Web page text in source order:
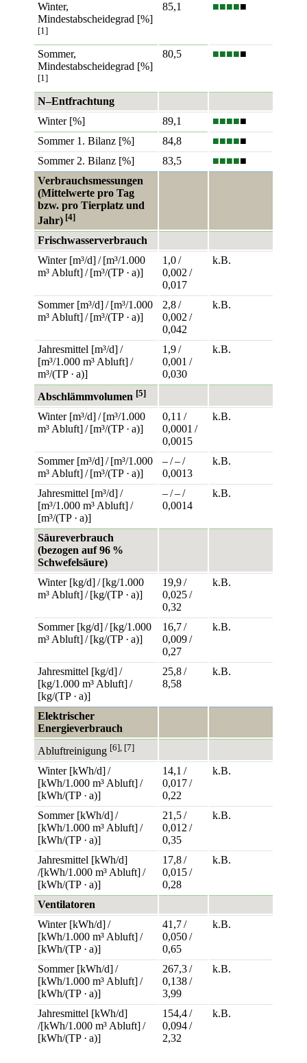
Winter,
Mindestabscheidegrad [%]
[1]
85,1 ■■■■■
Sommer,
Mindestabscheidegrad [%]
[1]
80,5 ■■■■■
N–Entfrachtung
Winter [%]
89,1 ■■■■■
Sommer 1. Bilanz [%]
84,8 ■■■■■
Sommer 2. Bilanz [%]
83,5 ■■■■■
Verbrauchsmessungen
(Mittelwerte pro Tag
bzw. pro Tierplatz und
Jahr)[4]
Frischwasserverbrauch
Winter [m³/d] / [m³/1.000
m³ Abluft] / [m³/(TP · a)]
1,0 /
0,002 /
0,017
k.B.
Sommer [m³/d] / [m³/1.000
m³ Abluft] / [m³/(TP · a)]
2,8 /
0,002 /
0,042
k.B.
Jahresmittel [m³/d] /
[m³/1.000 m³ Abluft] /
m³/(TP · a)]
1,9 /
0,001 /
0,030
k.B.
Abschlämmvolumen [5]
Winter [m³/d] / [m³/1.000
m³ Abluft] / [m³/(TP · a)]
0,11 /
0,0001 /
0,0015
k.B.
Sommer [m³/d] / [m³/1.000
m³ Abluft] / [m³/(TP · a)]
– / – /
0,0013
k.B.
Jahresmittel [m³/d] /
[m³/1.000 m³ Abluft] /
[m³/(TP · a)]
– / – /
0,0014
k.B.
Säureverbrauch
(bezogen auf 96 %
Schwefelsäure)
Winter [kg/d] / [kg/1.000
m³ Abluft] / [kg/(TP · a)]
19,9 /
0,025 /
0,32
k.B.
Sommer [kg/d] / [kg/1.000
m³ Abluft] / [kg/(TP · a)]
16,7 /
0,009 /
0,27
k.B.
Jahresmittel [kg/d] /
[kg/1.000 m³ Abluft] /
[kg/(TP · a)]
25,8 /
8,58
k.B.
Elektrischer
Energieverbrauch
Abluftreinigung [6], [7]
Winter [kWh/d] /
[kWh/1.000 m³ Abluft] /
[kWh/(TP · a)]
14,1 /
0,017 /
0,22
k.B.
Sommer [kWh/d] /
[kWh/1.000 m³ Abluft] /
[kWh/(TP · a)]
21,5 /
0,012 /
0,35
k.B.
Jahresmittel [kWh/d]
/[kWh/1.000 m³ Abluft] /
[kWh/(TP · a)]
17,8 /
0,015 /
0,28
k.B.
Ventilatoren
Winter [kWh/d] /
[kWh/1.000 m³ Abluft] /
[kWh/(TP · a)]
41,7 /
0,050 /
0,65
k.B.
Sommer [kWh/d] /
[kWh/1.000 m³ Abluft] /
[kWh/(TP · a)]
267,3 /
0,138 /
3,99
k.B.
Jahresmittel [kWh/d]
/[kWh/1.000 m³ Abluft] /
[kWh/(TP · a)]
154,4 /
0,094 /
2,32
k.B.